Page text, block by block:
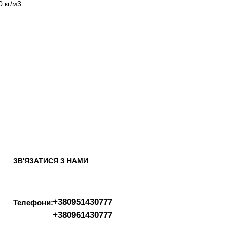
кг/м3.
ЗВ'ЯЗАТИСЯ З НАМИ
Телефони:+380951430777
+380961430777